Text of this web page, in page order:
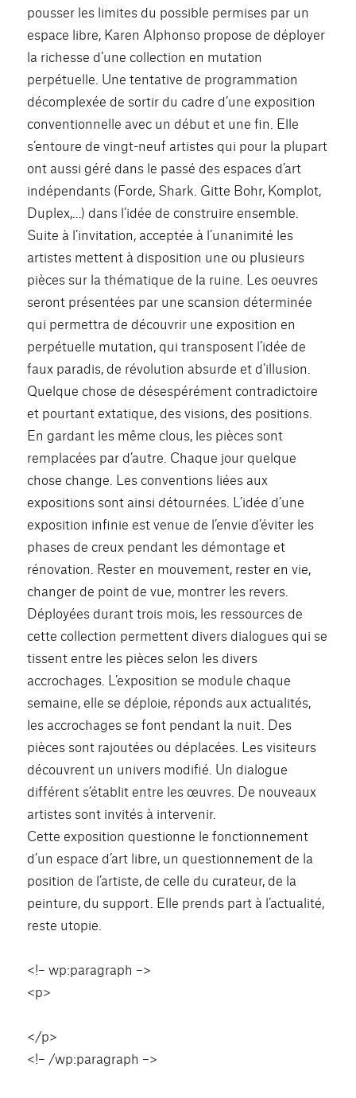
pousser les limites du possible permises par un
espace libre, Karen Alphonso propose de déployer
la richesse d’une collection en mutation
perpétuelle. Une tentative de programmation
décomplexée de sortir du cadre d’une exposition
conventionnelle avec un début et une fin. Elle
s’entoure de vingt-neuf artistes qui pour la plupart
ont aussi géré dans le passé des espaces d’art
indépendants (Forde, Shark. Gitte Bohr, Komplot,
Duplex,…) dans l’idée de construire ensemble.
Suite à l’invitation, acceptée à l’unanimité les
artistes mettent à disposition une ou plusieurs
pièces sur la thématique de la ruine. Les oeuvres
seront présentées par une scansion déterminée
qui permettra de découvrir une exposition en
perpétuelle mutation, qui transposent l’idée de
faux paradis, de révolution absurde et d’illusion.
Quelque chose de désespérément contradictoire
et pourtant extatique, des visions, des positions.
En gardant les même clous, les pièces sont
remplacées par d’autre. Chaque jour quelque
chose change. Les conventions liées aux
expositions sont ainsi détournées. L’idée d’une
exposition infinie est venue de l’envie d’éviter les
phases de creux pendant les démontage et
rénovation. Rester en mouvement, rester en vie,
changer de point de vue, montrer les revers.
Déployées durant trois mois, les ressources de
cette collection permettent divers dialogues qui se
tissent entre les pièces selon les divers
accrochages. L’exposition se module chaque
semaine, elle se déploie, réponds aux actualités,
les accrochages se font pendant la nuit. Des
pièces sont rajoutées ou déplacées. Les visiteurs
découvrent un univers modifié. Un dialogue
différent s’établit entre les œuvres. De nouveaux
artistes sont invités à intervenir.
Cette exposition questionne le fonctionnement
d’un espace d’art libre, un questionnement de la
position de l’artiste, de celle du curateur, de la
peinture, du support. Elle prends part à l’actualité,
reste utopie.
<!– wp:paragraph –>
<p>
</p>
<!– /wp:paragraph –>